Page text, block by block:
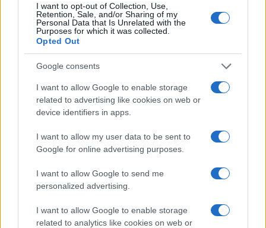
I want to opt-out of Collection, Use,
Retention, Sale, and/or Sharing of my
Personal Data that Is Unrelated with the
Purposes for which it was collected.
Opted Out
Google consents
I want to allow Google to enable storage
related to advertising like cookies on web or
device identifiers in apps.
I want to allow my user data to be sent to
Google for online advertising purposes.
I want to allow Google to send me
personalized advertising.
I want to allow Google to enable storage
related to analytics like cookies on web or
quello dei tribunali.